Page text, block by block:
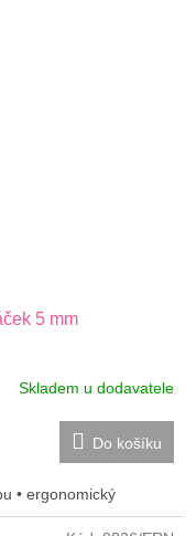
5 mm
Skladem u dodavatele
Do košíku
• ergonomický